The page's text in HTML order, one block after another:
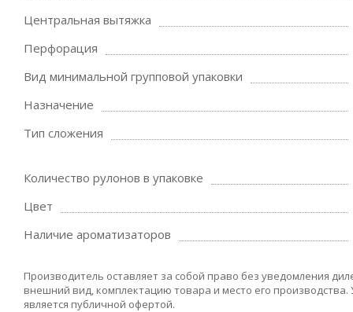
Центральная вытяжка
Перфорация
Вид минимальной групповой упаковки
Назначение
Тип сложения
Количество рулонов в упаковке
Цвет
Наличие ароматизаторов
Производитель оставляет за собой право без уведомления
внешний вид, комплектацию товара и место его
является публичной офертой.